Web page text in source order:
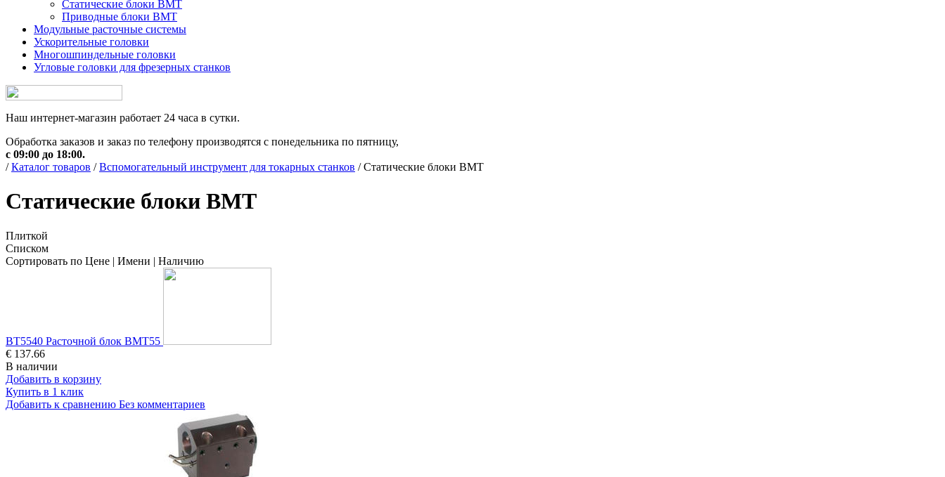
Статические блоки BMT
Приводные блоки BMT
Модульные расточные системы
Ускорительные головки
Многошпиндельные головки
Угловые головки для фрезерных станков
Наш интернет-магазин работает 24 часа в сутки.
Обработка заказов и заказ по телефону производятся с понедельника по пятницу,
с 09:00 до 18:00.
/Каталог товаров /Вспомогательный инструмент для токарных станков / Статические блоки BMT
Статические блоки BMT
Плиткой
Списком
Сортировать по Цене | Имени | Наличию
BT5540 Расточной блок BMT55
€ 137.66
В наличии
Добавить в корзину
Купить в 1 клик
Добавить к сравнению Без комментариев